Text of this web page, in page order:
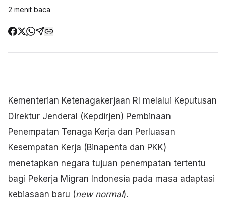
2 menit baca
Kementerian Ketenagakerjaan RI melalui Keputusan
Direktur Jenderal (Kepdirjen) Pembinaan
Penempatan Tenaga Kerja dan Perluasan
Kesempatan Kerja (Binapenta dan PKK)
menetapkan negara tujuan penempatan tertentu
bagi Pekerja Migran Indonesia pada masa adaptasi
kebiasaan baru (new normal).